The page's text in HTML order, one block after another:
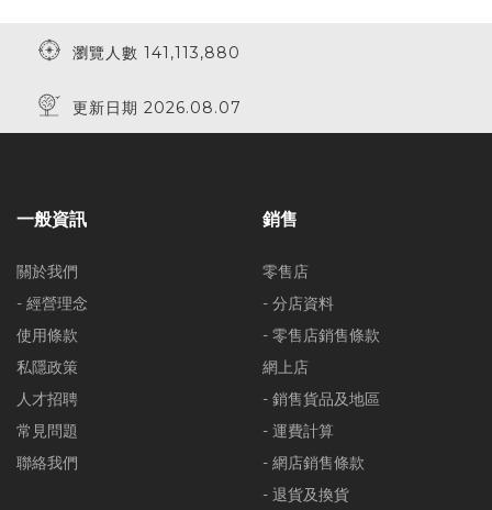
瀏覽人數 141,113,880
更新日期 2026.08.07
一般資訊
關於我們
- 經營理念
使用條款
私隱政策
人才招聘
常見問題
聯絡我們
銷售
零售店
- 分店資料
- 零售店銷售條款
網上店
- 銷售貨品及地區
- 運費計算
- 網店銷售條款
- 退貨及換貨